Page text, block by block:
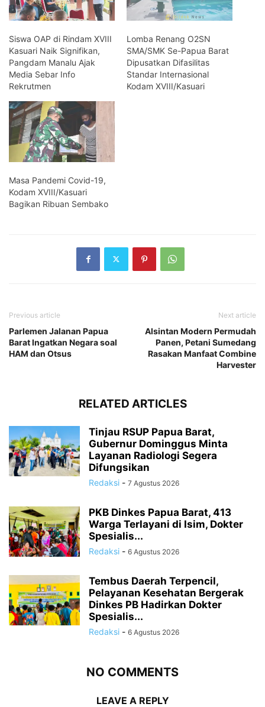
Siswa OAP di Rindam XVIII
Kasuari Naik Signifikan,
Pangdam Manalu Ajak
Media Sebar Info
Rekrutmen
Lomba Renang O2SN
SMA/SMK Se-Papua Barat
Dipusatkan Difasilitas
Standar Internasional
Kodam XVIII/Kasuari
Masa Pandemi Covid-19,
Kodam XVIII/Kasuari
Bagikan Ribuan Sembako
Previous article
Parlemen Jalanan Papua
Barat Ingatkan Negara soal
HAM dan Otsus
Next article
Alsintan Modern Permudah
Panen, Petani Sumedang
Rasakan Manfaat Combine
Harvester
RELATED ARTICLES
Tinjau RSUP Papua Barat,
Gubernur Dominggus Minta
Layanan Radiologi Segera
Difungsikan
Redaksi - 7 Agustus 2026
PKB Dinkes Papua Barat, 413
Warga Terlayani di Isim, Dokter
Spesialis...
Redaksi - 6 Agustus 2026
Tembus Daerah Terpencil,
Pelayanan Kesehatan Bergerak
Dinkes PB Hadirkan Dokter
Spesialis...
Redaksi - 6 Agustus 2026
NO COMMENTS
LEAVE A REPLY